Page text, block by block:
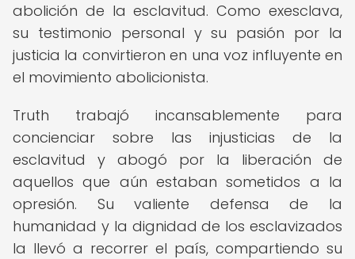
abolición de la esclavitud. Como exesclava,
su testimonio personal y su pasión por la
justicia la convirtieron en una voz influyente en
el movimiento abolicionista.
Truth trabajó incansablemente para
concienciar sobre las injusticias de la
esclavitud y abogó por la liberación de
aquellos que aún estaban sometidos a la
opresión. Su valiente defensa de la
humanidad y la dignidad de los esclavizados
la llevó a recorrer el país, compartiendo su